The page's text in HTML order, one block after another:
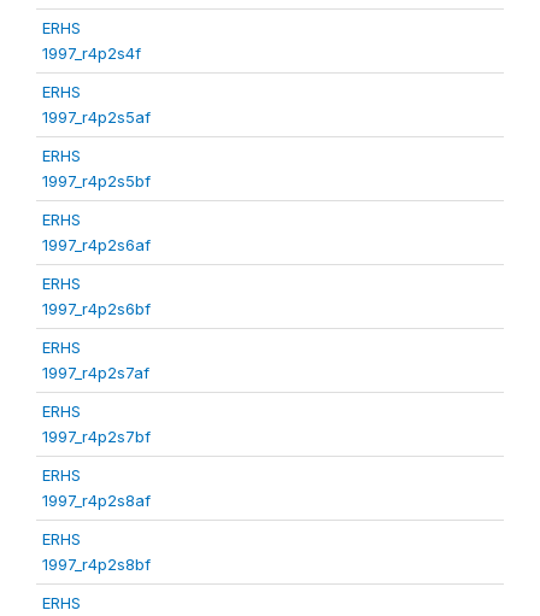
ERHS
1997_r4p2s4f
ERHS
1997_r4p2s5af
ERHS
1997_r4p2s5bf
ERHS
1997_r4p2s6af
ERHS
1997_r4p2s6bf
ERHS
1997_r4p2s7af
ERHS
1997_r4p2s7bf
ERHS
1997_r4p2s8af
ERHS
1997_r4p2s8bf
ERHS